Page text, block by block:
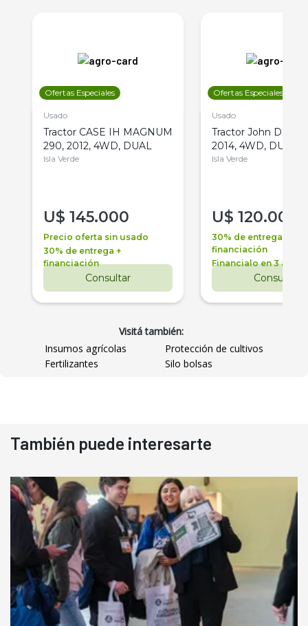
Ofertas Especiales
Usado
Tractor CASE IH MAGNUM
290, 2012, 4WD, DUAL
Isla Verde
U$ 145.000
Precio oferta sin usado
30% de entrega +
financiación
Consultar
Ofertas Especiales
Usado
Tractor John Deere
2014, 4WD, DUAL
Isla Verde
U$ 120.000
30% de entrega +
financiación
Financialo en 3 años
Consultar
Visitá también:
Insumos agrícolas
Protección de cultivos
Fertilizantes
Silo bolsas
También puede interesarte